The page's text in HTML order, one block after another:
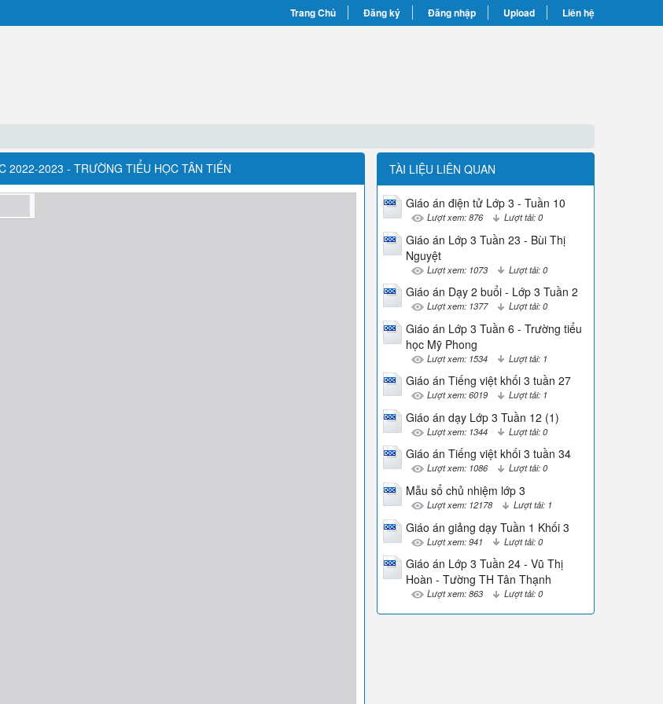
Trang Chủ Đăng ký Đăng nhập Upload Liên hệ
2022-2023 - TRƯỜNG TIỂU HỌC TÂN TIẾN TÀI LIỆU LIÊN QUAN
Giáo án điện tử Lớp 3 - Tuần 10
Lượt xem: 876 Lượt tải: 0
Giáo án Lớp 3 Tuần 23 - Bùi Thị
Nguyệt
Lượt xem: 1073 Lượt tải: 0
Giáo án Dạy 2 buổi - Lớp 3 Tuần 2
Lượt xem: 1377 Lượt tải: 0
Giáo án Lớp 3 Tuần 6 - Trường tiểu
học Mỹ Phong
Lượt xem: 1534 Lượt tải: 1
Giáo án Tiếng việt khối 3 tuần 27
Lượt xem: 6019 Lượt tải: 1
Giáo án dạy Lớp 3 Tuần 12 (1)
Lượt xem: 1344 Lượt tải: 0
Giáo án Tiếng việt khối 3 tuần 34
Lượt xem: 1086 Lượt tải: 0
Mẫu sổ chủ nhiệm lớp 3
Lượt xem: 12178 Lượt tải: 1
Giáo án giảng dạy Tuần 1 Khối 3
Lượt xem: 941 Lượt tải: 0
Giáo án Lớp 3 Tuần 24 - Vũ Thị
Hoàn - Tường TH Tân Thạnh
Lượt xem: 863 Lượt tải: 0